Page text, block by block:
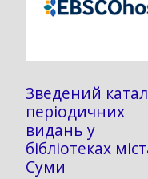
Зведений
періодичних
видань у
бібліотеках
Суми